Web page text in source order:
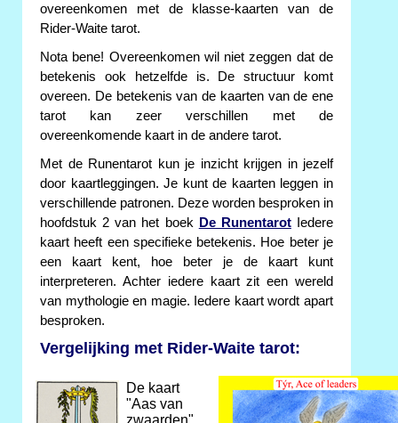
overeenkomen met de klasse-kaarten van de
Rider-Waite tarot.
Nota bene! Overeenkomen wil niet zeggen dat de
betekenis ook hetzelfde is. De structuur komt
overeen. De betekenis van de kaarten van de ene
tarot kan zeer verschillen met de
overeenkomende kaart in de andere tarot.
Met de Runentarot kun je inzicht krijgen in jezelf
door kaartleggingen. Je kunt de kaarten leggen in
verschillende patronen. Deze worden besproken in
hoofdstuk 2 van het boek
De RunentarotIedere
kaart heeft een specifieke betekenis. Hoe beter je
een kaart kent, hoe beter je de kaart kunt
interpreteren. Achter iedere kaart zit een wereld
van mythologie en magie. Iedere kaart wordt apart
besproken.
Vergelijking met Rider-Waite tarot:
De kaart
"Aas van
zwaarden"